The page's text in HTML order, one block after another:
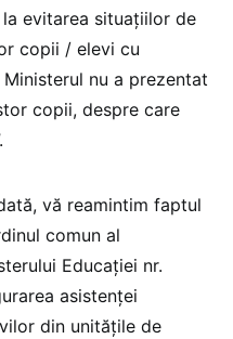
evitarea situațiilor de
copii / elevi cu
nu a prezentat
copii, despre care
vă reamintim faptul
comun al
Educației nr.
asistenței
din unitățile de